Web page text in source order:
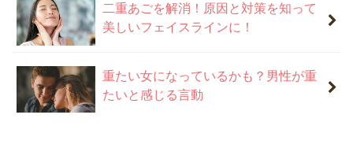
二重あごを解消！原因と対策を知って
美しいフェイスラインに！
重たい女になっているかも？男性が重
たいと感じる言動